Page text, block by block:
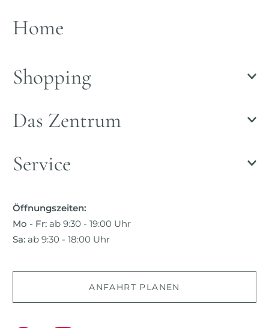
Home
Shopping
Das Zentrum
Service
Öffnungszeiten:
Mo - Fr: ab 9:30 - 19:00 Uhr
Sa: ab 9:30 - 18:00 Uhr
ANFAHRT PLANEN